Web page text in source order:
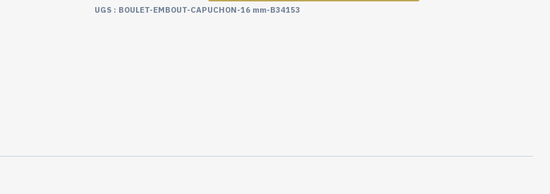
UGS : BOULET-EMBOUT-CAPUCHON-16 mm-B34153